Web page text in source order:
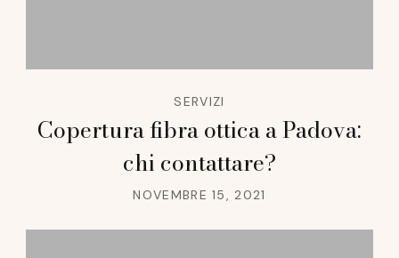
SERVIZI
Copertura fibra ottica a Padova:
chi contattare?
NOVEMBRE 15, 2021